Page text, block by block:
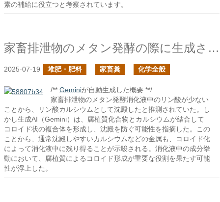
素の補給に役立つと考察されています。
家畜排泄物のメタン発酵の際に生成される消化液で沈殿しやすい金属は残るか？
2025-07-19 堆肥・肥料 家畜糞 化学全般
/** Geminiが自動生成した概要 **/
家畜排泄物のメタン発酵消化液中のリン酸が少ない
ことから、リン酸カルシウムとして沈殿したと推測されていた。し
かし生成AI（Gemini）は、腐植質化合物とカルシウムが結合して
コロイド状の複合体を形成し、沈殿を防ぐ可能性を指摘した。この
ことから、通常沈殿しやすいカルシウムなどの金属も、コロイド化
によって消化液中に残り得ることが示唆される。消化液中の成分挙
動において、腐植質によるコロイド形成が重要な役割を果たす可能
性が浮上した。